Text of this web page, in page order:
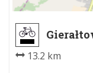
13.2 km